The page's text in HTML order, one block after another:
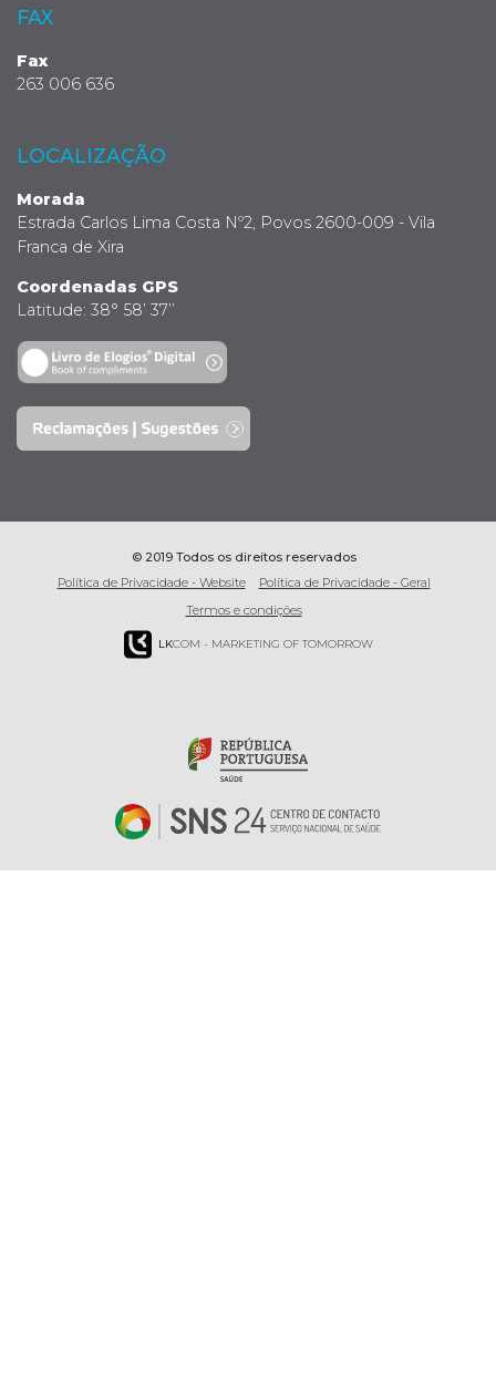
FAX
Fax
263 006 636
LOCALIZAÇÃO
Morada
Estrada Carlos Lima Costa Nº2, Povos 2600-009 - Vila
Franca de Xira
Coordenadas GPS
Latitude: 38° 58’ 37’’
© 2019 Todos os direitos reservados
Política de Privacidade - Website
Política de Privacidade - Geral
Termos e condições
LKCOM - MARKETING OF TOMORROW